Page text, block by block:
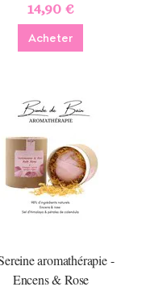
14,90 €
Acheter
aromathérapie -
Encens & Rose